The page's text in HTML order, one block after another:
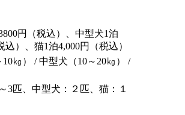
円（税込）、中型犬1泊
込）、猫1泊4,000円（税込）
㎏） / 中型犬（10～20㎏） /
3匹、中型犬：２匹、猫：１